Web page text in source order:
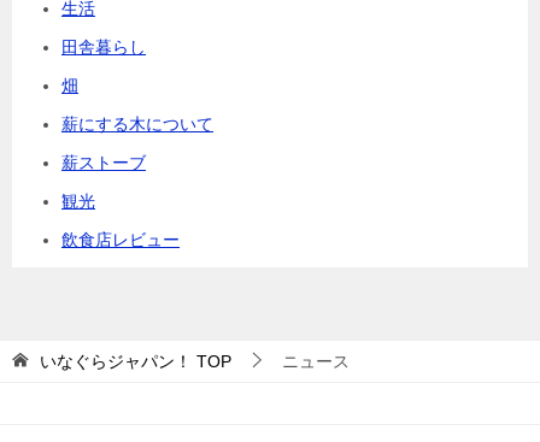
生活
田舎暮らし
畑
薪にする木について
薪ストーブ
観光
飲食店レビュー
いなぐらジャパン！ TOP ニュース